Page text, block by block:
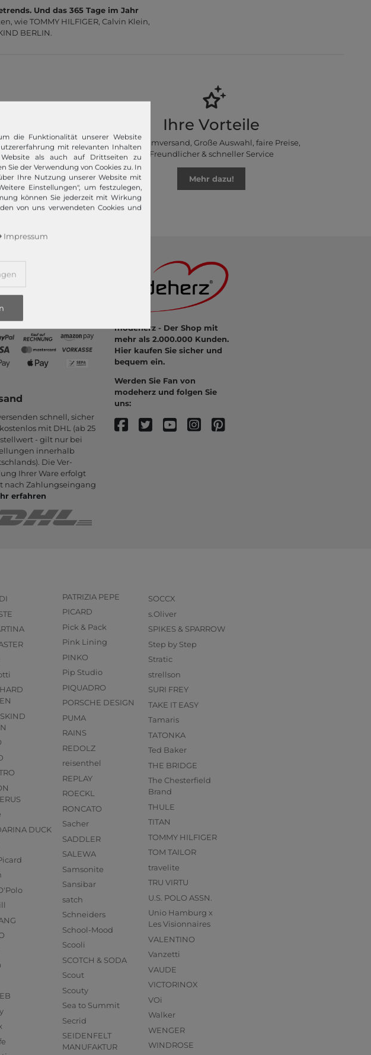
Und das 365 Tage im Jahr
wie TOMMY HILFIGER, Calvin Klein,
BERLIN.
per
Ihre Vorteile
Premiumversand, Große Auswahl, faire Preise,
Freundlicher & schneller Service
Mehr dazu!
Pay, Vor­kasse,
Apple Pay,
schnell, sicher
mit DHL (ab 25
- gilt nur bei
inner­halb
Die Ver­
Ihrer Ware er­folgt
nach Zahlungs­eingang
erfahren
modeherz - Der Shop mit
mehr als 2.000.000 Kunden.
Hier kaufen Sie sicher und
bequem ein.
Werden Sie Fan von
modeherz und folgen Sie
uns:
DUCK
PATRIZIA PEPE
PICARD
Pick & Pack
Pink Lining
PINKO
Pip Studio
PIQUADRO
PORSCHE DESIGN
PUMA
RAINS
REDOLZ
reisenthel
REPLAY
ROECKL
RONCATO
Sacher
SADDLER
SALEWA
Samsonite
Sansibar
satch
Schneiders
School-Mood
Scooli
SCOTCH & SODA
Scout
Scouty
Sea to Summit
Secrid
SEIDENFELT
MANUFAKTUR
SOCCX
s.Oliver
SPIKES & SPARROW
Step by Step
Stratic
strellson
SURI FREY
TAKE IT EASY
Tamaris
TATONKA
Ted Baker
THE BRIDGE
The Chesterfield
Brand
THULE
TITAN
TOMMY HILFIGER
TOM TAILOR
travelite
TRU VIRTU
U.S. POLO ASSN.
Unio Hamburg x
Les Visionnaires
VALENTINO
Vanzetti
VAUDE
VICTORINOX
VOi
Walker
WENGER
WINDROSE
die Funktionalität unserer Website
mit relevanten Inhalten
als auch auf Drittseiten zu
Sie der Verwendung von Cookies zu. In
Ihre Nutzung unserer Website mit
Einstellungen", um festzulegen,
können Sie jederzeit mit Wirkung
von uns verwendeten Cookies und
Impressum